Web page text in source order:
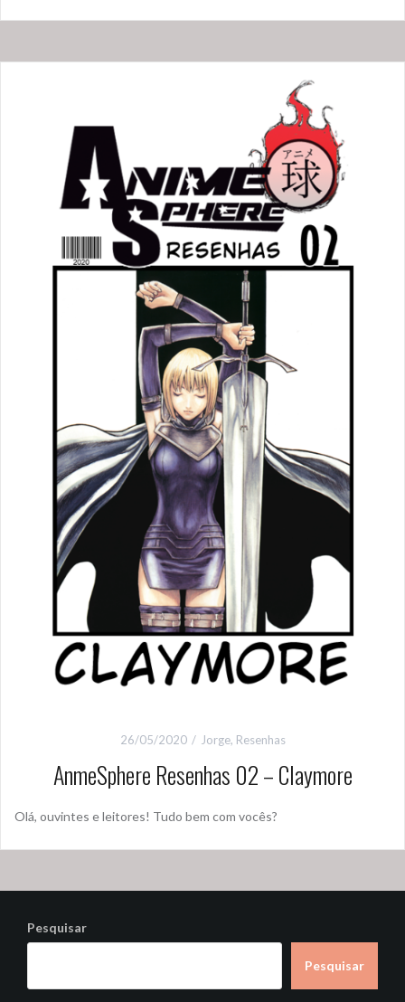
26/05/2020 Jorge, Resenhas
AnmeSphere Resenhas 02 – Claymore
Olá, ouvintes e leitores! Tudo bem com vocês?
Pesquisar
Pesquisar